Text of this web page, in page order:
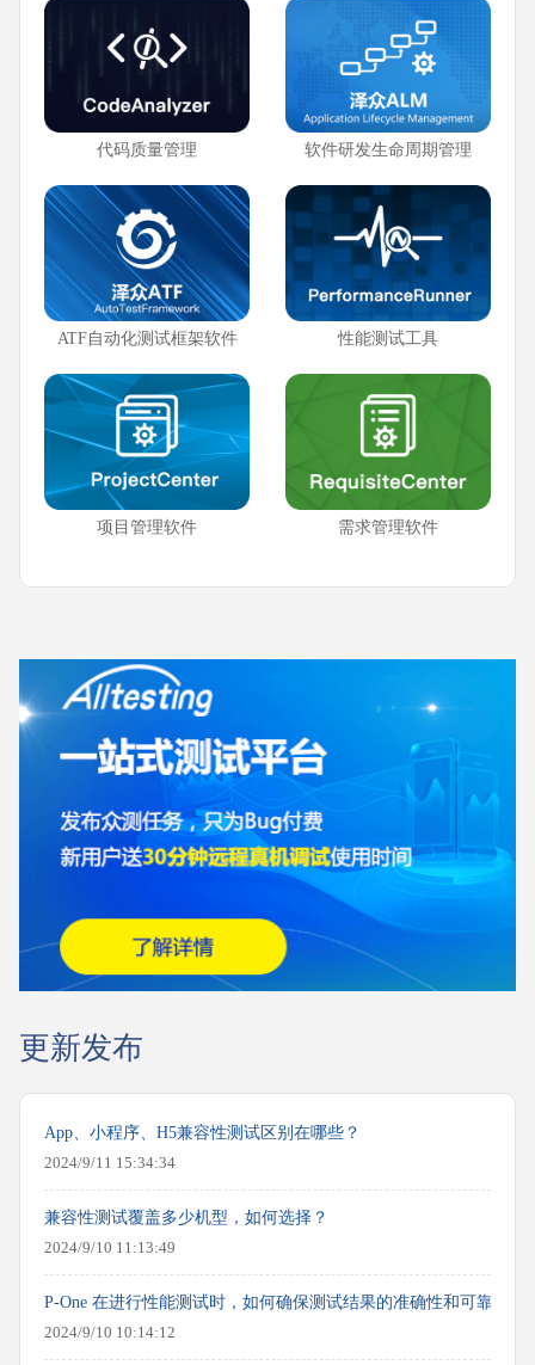
代码质量管理 软件研发生命周期管理
ATF自动化测试框架软件 性能测试工具
项目管理软件 需求管理软件
更新发布
App、小程序、H5兼容性测试区别在哪些？
2024/9/11 15:34:34
兼容性测试覆盖多少机型，如何选择？
2024/9/10 11:13:49
P-One 在进行性能测试时，如何确保测试结果的准确性和可靠性？
2024/9/10 10:14:12